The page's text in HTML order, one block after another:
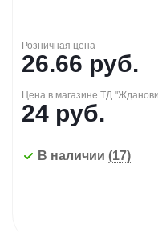
Розничная цена
26.66 руб.
Цена в магазине ТД
24 руб.
В наличии (17)